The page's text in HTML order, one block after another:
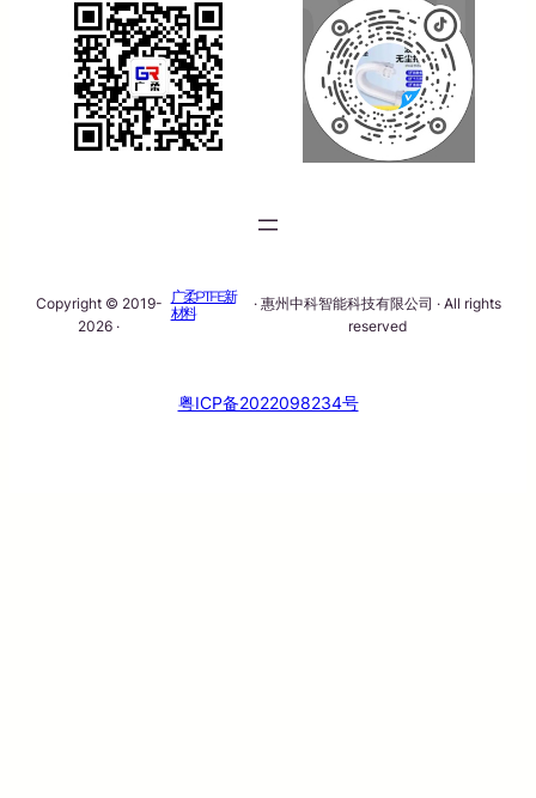
Copyright © 2019-
2026 ·
广柔PTFE新
材料
· 惠州中科智能科技有限公司 · All rights
reserved
粤ICP备2022098234号